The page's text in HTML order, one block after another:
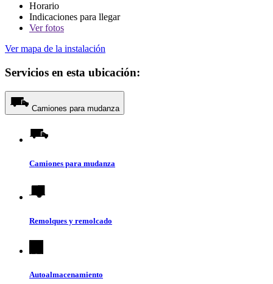
Horario
Indicaciones para llegar
Verfotos
Ver mapa de la instalación
Servicios en esta ubicación:
Camiones para mudanza
Camiones para mudanza
Remolques y remolcado
Autoalmacenamiento